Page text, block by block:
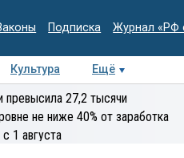
Подписка Журнал «РФ
Культура Ещё
Колумнисты
превысила 27,2 тысячи
не ниже 40% от заработка
1 августа